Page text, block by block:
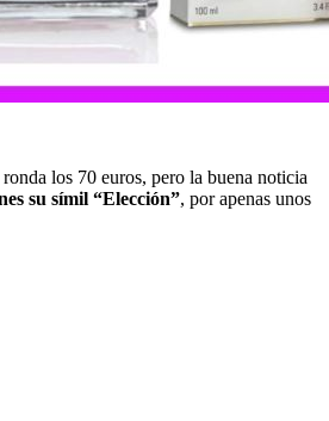
los 70 euros, pero la buena noticia
su símil “Elección”, por apenas unos